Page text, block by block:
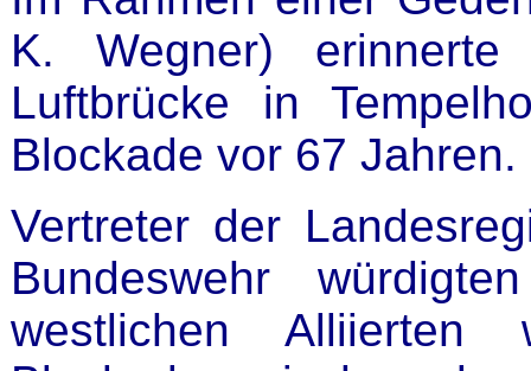
K. Wegner)
Luftbrücke in
Blockade vor 67 Jahren.
Vertreter der
Bundeswehr
westlichen Alliierten